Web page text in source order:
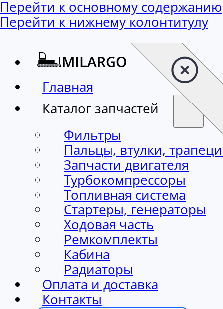
Перейти к основному содержанию
Перейти к нижнему колонтитулу
Главная
Каталог запчастей
Фильтры
Пальцы, втулки,
Запчасти двигателя
Турбокомпрессоры
Топливная система
Стартеры, генераторы
Ходовая часть
Ремкомплекты
Кабина
Радиаторы
Оплата и доставка
Контакты